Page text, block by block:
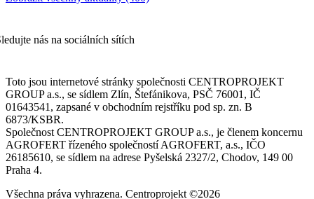
nás na sociálních sítích
Toto jsou internetové stránky společnosti CENTROPROJEKT
GROUP a.s., se sídlem Zlín, Štefánikova, PSČ 76001, IČ
01643541, zapsané v obchodním rejstříku pod sp. zn. B
6873/KSBR.
Společnost CENTROPROJEKT GROUP a.s., je členem koncernu
AGROFERT řízeného společností AGROFERT, a.s., IČO
26185610, se sídlem na adrese Pyšelská 2327/2, Chodov, 149 00
Praha 4.
Všechna práva vyhrazena. Centroprojekt ©2026